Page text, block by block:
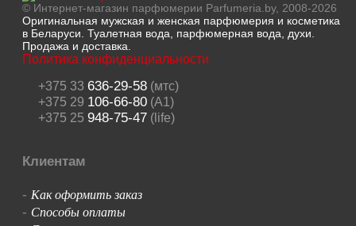
© Интернет-магазин парфюмерии Parfumeria.by, 2008-2026
Оригинальная мужская и женская парфюмерия и косметика
в Беларуси. Туалетная вода, парфюмерная вода, духи.
Продажа и доставка.
Политика конфиденциальности
+375 33 636-29-58(мтс)
+375 29 106-66-80(A1)
+375 25 948-75-47(life)
Клиентам
- Как оформить заказ
- Способы оплаты